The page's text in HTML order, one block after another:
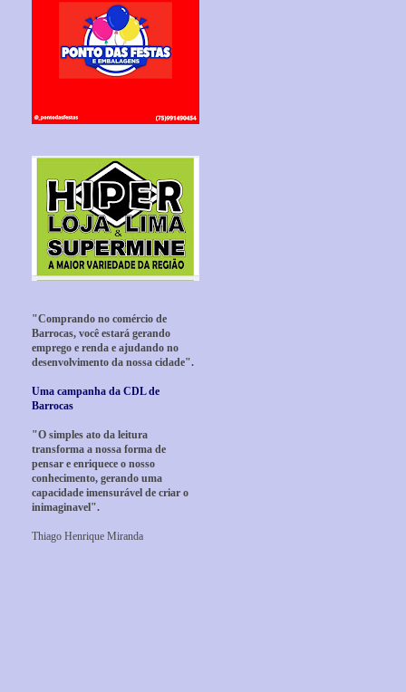
"Comprando no comércio de
Barrocas, você estará gerando
emprego e renda e ajudando no
desenvolvimento da nossa cidade".
Uma campanha da CDL de
Barrocas
"O simples ato da leitura
transforma a nossa forma de
pensar e enriquece o nosso
conhecimento, gerando uma
capacidade imensurável de criar o
inimaginavel".
Thiago Henrique Miranda